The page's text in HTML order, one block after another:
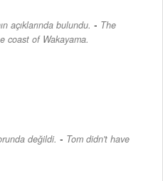
açıklarında bulundu. - The
coast of Wakayama.
değildi. - Tom didn't have